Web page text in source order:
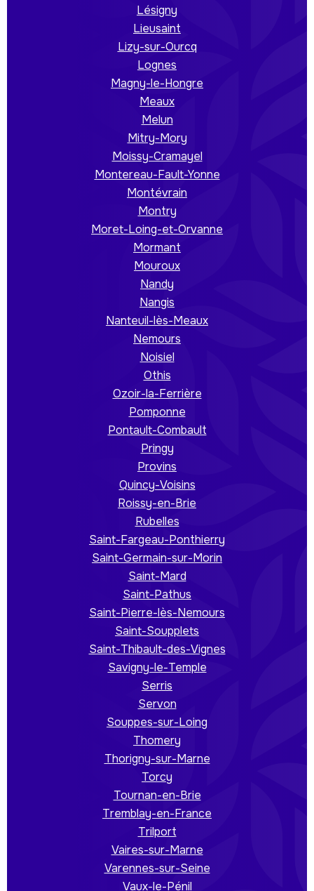
Lésigny
Lieusaint
Lizy-sur-Ourcq
Lognes
Magny-le-Hongre
Meaux
Melun
Mitry-Mory
Moissy-Cramayel
Montereau-Fault-Yonne
Montévrain
Montry
Moret-Loing-et-Orvanne
Mormant
Mouroux
Nandy
Nangis
Nanteuil-lès-Meaux
Nemours
Noisiel
Othis
Ozoir-la-Ferrière
Pomponne
Pontault-Combault
Pringy
Provins
Quincy-Voisins
Roissy-en-Brie
Rubelles
Saint-Fargeau-Ponthierry
Saint-Germain-sur-Morin
Saint-Mard
Saint-Pathus
Saint-Pierre-lès-Nemours
Saint-Soupplets
Saint-Thibault-des-Vignes
Savigny-le-Temple
Serris
Servon
Souppes-sur-Loing
Thomery
Thorigny-sur-Marne
Torcy
Tournan-en-Brie
Tremblay-en-France
Trilport
Vaires-sur-Marne
Varennes-sur-Seine
Vaux-le-Pénil